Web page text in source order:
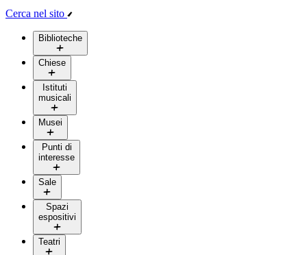
Cerca nel sito
Biblioteche
Chiese
Istituti
musicali
Musei
Punti di
interesse
Sale
Spazi
espositivi
Teatri